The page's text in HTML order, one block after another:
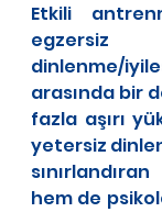
Etkili
egzersiz
dinlenme/
arasında bir
fazla aşırı
yetersiz
hem de